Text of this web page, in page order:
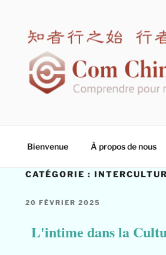
Bienvenue À propos de nous
CATÉGORIE :
20 FÉVRIER 2025
L'intime dans la